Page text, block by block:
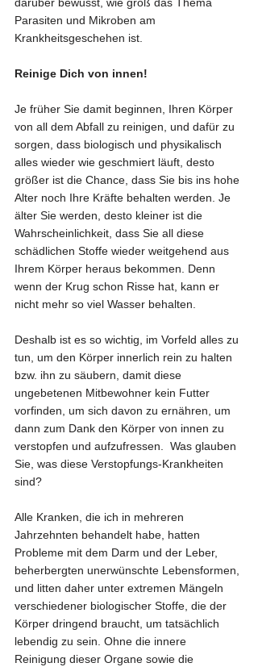
Parasiten und Mikroben am
Krankheitsgeschehen ist.
Reinige Dich von innen!
Je früher Sie damit beginnen, Ihren Körper
von all dem Abfall zu reinigen, und dafür zu
sorgen, dass biologisch und physikalisch
alles wieder wie geschmiert läuft, desto
größer ist die Chance, dass Sie bis ins hohe
Alter noch Ihre Kräfte behalten werden. Je
älter Sie werden, desto kleiner ist die
Wahrscheinlichkeit, dass Sie all diese
schädlichen Stoffe wieder weitgehend aus
Ihrem Körper heraus bekommen. Denn
wenn der Krug schon Risse hat, kann er
nicht mehr so viel Wasser behalten.
Deshalb ist es so wichtig, im Vorfeld alles zu
tun, um den Körper innerlich rein zu halten
bzw. ihn zu säubern, damit diese
ungebetenen Mitbewohner kein Futter
vorfinden, um sich davon zu ernähren, um
dann zum Dank den Körper von innen zu
verstopfen und aufzufressen.  Was glauben
Sie, was diese Verstopfungs-Krankheiten
sind?
Alle Kranken, die ich in mehreren
Jahrzehnten behandelt habe, hatten
Probleme mit dem Darm und der Leber,
beherbergten unerwünschte Lebensformen,
und litten daher unter extremen Mängeln
verschiedener biologischer Stoffe, die der
Körper dringend braucht, um tatsächlich
lebendig zu sein. Ohne die innere
Reinigung dieser Organe sowie die